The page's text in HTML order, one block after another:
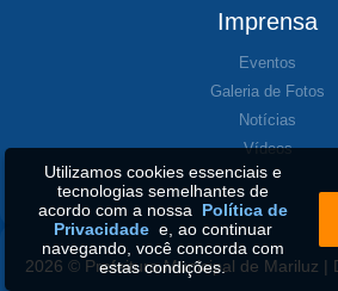
Imprensa
Eventos
Galeria de Fotos
Notícias
Vídeos
2026 © Prefeitura Municipal de Mariluz |
Utilizamos cookies essenciais e
tecnologias semelhantes de
acordo com a nossa Política de
Privacidadee, ao continuar
navegando, você concorda com
estas condições.